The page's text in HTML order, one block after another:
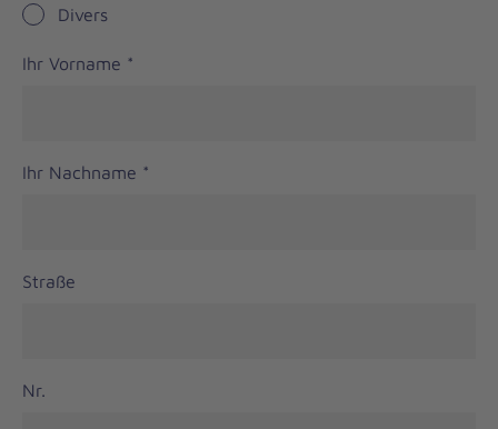
Divers
Ihr Vorname *
Ihr Nachname *
Straße
Nr.